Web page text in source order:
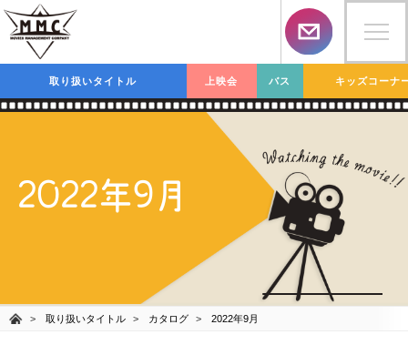
取り扱いタイトル 上映会 バス キッズコーナ
2022年9月
取り扱いタイトル カタログ 2022年9月